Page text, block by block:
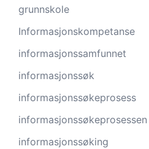
grunnskole
Informasjonskompetanse
informasjonssamfunnet
informasjonssøk
informasjonssøkeprosess
informasjonssøkeprosessen
informasjonssøking